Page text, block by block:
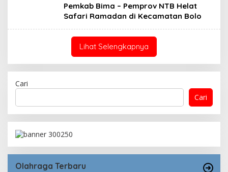
Pemkab Bima – Pemprov NTB Helat
Safari Ramadan di Kecamatan Bolo
Lihat Selengkapnya
Cari
Cari
Olahraga Terbaru